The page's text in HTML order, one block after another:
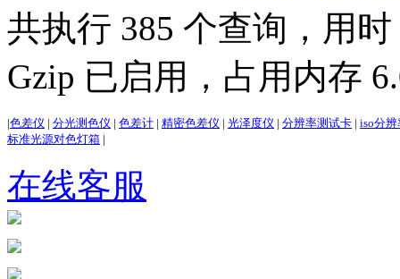
共执行 385 个查询，用
Gzip 已启用，占用内存
|色差仪 | 分光测色仪 | 色差计 | 精密色差仪 | 光泽度仪 | 分辨率测试卡 | iso分
标准光源对色灯箱 |
在线客服